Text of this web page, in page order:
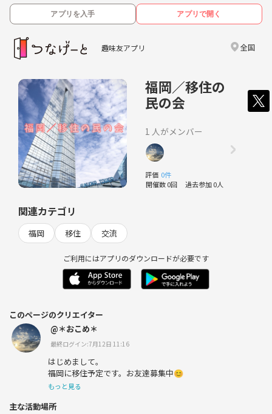
アプリを入手 アプリで開く
趣味友アプリ 全国
福岡／移住の
民の会
1 人がメンバー
評価 0件
開催数 0回 過去参加 0人
関連カテゴリ
福岡 移住 交流
ご利用にはアプリのダウンロードが必要です
このページのクリエイター
@＊おこめ＊
最終ログイン:7月12日 11:16
はじめまして。
福岡に移住予定です。お友達募集中😊
もっと見る
主な活動場所